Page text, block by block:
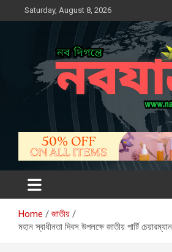
to
Saturday, August 8, 2026
নবযাত্রা
সম্ভাবনার নতুন দিগন্ত
Home
জাতীয়
মহান স্বাধীনতা দিবস উপলক্ষে জাতীয় পার্টি